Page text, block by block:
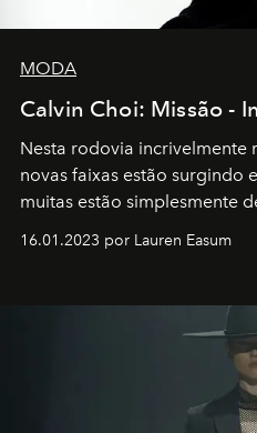
MODA
Calvin Choi: Missão -
Nesta rodovia incrivelmente
novas faixas estão surgindo
muitas estão simplesmente
transportador AMTD
por propósitos, com um
16.01.2023 por Lauren Easum